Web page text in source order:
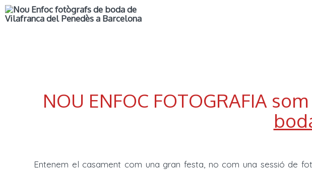
NOU ENFOC FOTOGRAFIA
Entenem el casament com una gran festa, no com una sessió de